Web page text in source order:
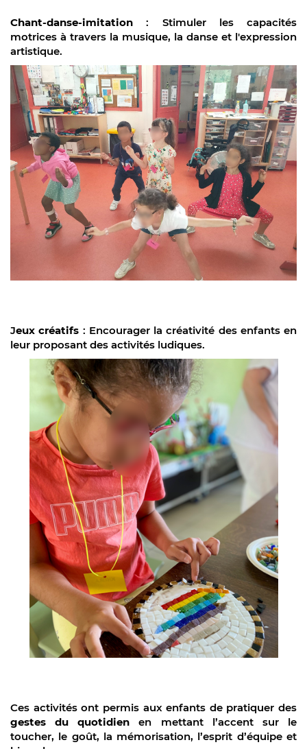
Chant-danse-imitation : Stimuler les capacités
motrices à travers la musique, la danse et l'expression
artistique.
Jeux créatifs : Encourager la créativité des enfants en
leur proposant des activités ludiques.
Ces activités ont permis aux enfants de pratiquer des
gestes du quotidienen mettant l’accent sur le
toucher, le goût, la mémorisation, l’esprit d’équipe et